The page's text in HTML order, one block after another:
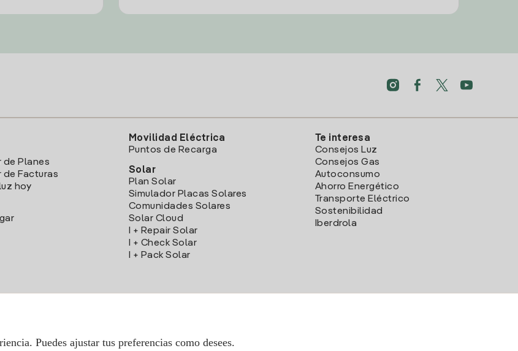
de Planes
Facturas
hoy
Movilidad Eléctrica
Puntos de Recarga
Solar
Plan Solar
Simulador Placas Solares
Comunidades Solares
Solar Cloud
I + Repair Solar
I + Check Solar
I + Pack Solar
Te interesa
Consejos Luz
Consejos Gas
Autoconsumo
Ahorro Energético
Transporte Eléctrico
Sostenibilidad
Iberdrola
Puedes ajustar tus preferencias como desees.